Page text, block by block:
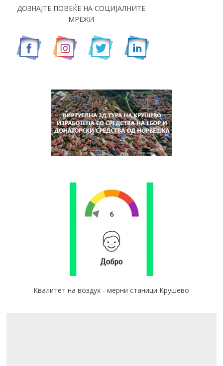
ДОЗНАЈТЕ ПОВЕЌЕ НА СОЦИЈАЛНИТЕ
МРЕЖИ
Квалитет на воздух - мерни станици Крушево